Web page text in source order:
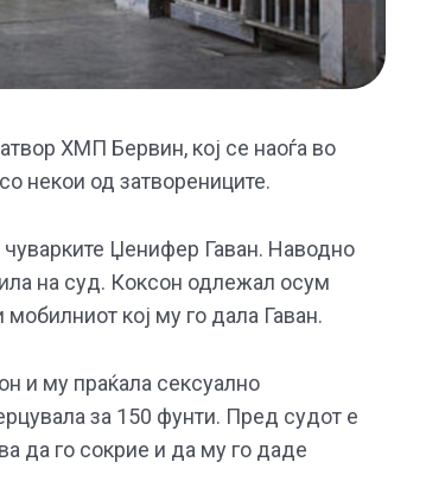
ХМП Бервин, кој се наоѓа во
некои од затворениците.
Џенифер Гаван. Наводно
на суд. Коксон одлежал осум
кој му го дала Гаван.
и му праќала сексуално
за 150 фунти. Пред судот е
да го сокрие и да му го даде